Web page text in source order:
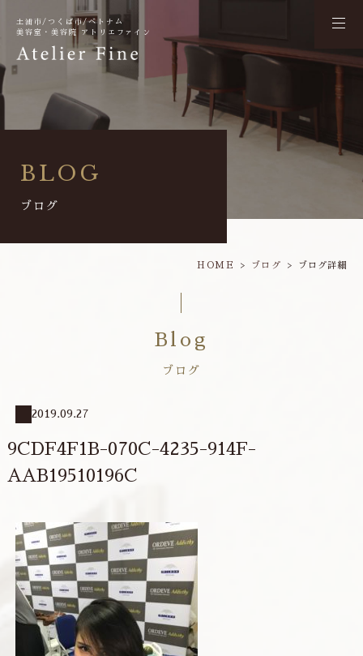
土浦市/つくば市/ベトナム
美容室・美容院 アトリエファイン
BLOG
ブログ
HOME ブログ ブログ詳細
Blog
ブログ
2019.09.27
9CDF4F1B-070C-4235-914F-
AAB19510196C